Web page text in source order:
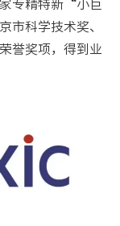
专精特新“小巨
市科学技术奖、
誉奖项，得到业